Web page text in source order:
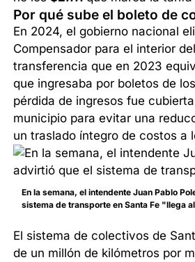
Por qué sube el boleto de
En 2024, el gobierno nacional
Compensador para el interior
transferencia que en 2023
que ingresaba por boletos de
pérdida de ingresos fue
municipio para evitar una
un traslado íntegro de costos a
En la semana, el intendente Juan Pablo
sistema de transporte en Santa Fe "llega
El sistema de colectivos de
de un millón de kilómetros por